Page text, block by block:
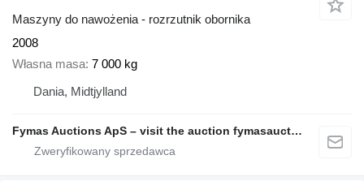
Maszyny do nawożenia - rozrzutnik obornika
2008
Własna masa 7 000 kg
Dania, Midtjylland
Fymas Auctions ApS – visit the auction fymasauctions.dk